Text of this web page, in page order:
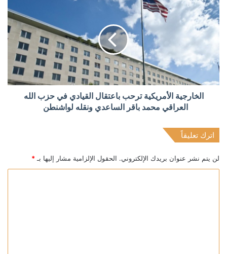
الخارجية الأمريكية ترحب باعتقال القيادي في حزب الله
العراقي محمد باقر الساعدي ونقله لواشنطن
اترك تعليقاً
لن يتم نشر عنوان بريدك الإلكتروني. الحقول الإلزامية مشار إليها بـ *